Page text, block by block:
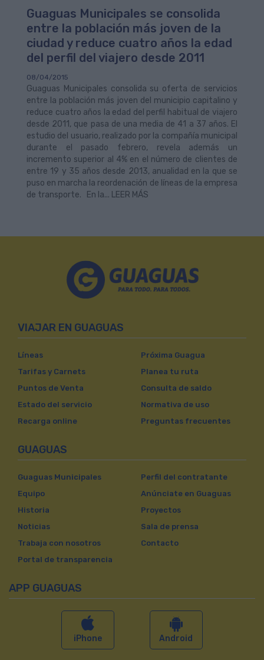
Guaguas Municipales se consolida
entre la población más joven de la
ciudad y reduce cuatro años la edad
del perfil del viajero desde 2011
08/04/2015
Guaguas Municipales consolida su oferta de servicios
entre la población más joven del municipio capitalino y
reduce cuatro años la edad del perfil habitual de viajero
desde 2011, que pasa de una media de 41 a 37 años. El
estudio del usuario, realizado por la compañía municipal
durante el pasado febrero, revela además un
incremento superior al 4% en el número de clientes de
entre 19 y 35 años desde 2013, anualidad en la que se
puso en marcha la reordenación de líneas de la empresa
de transporte. En la... LEER MÁS
VIAJAR EN GUAGUAS
Líneas
Tarifas y Carnets
Puntos de Venta
Estado del servicio
Recarga online
Próxima Guagua
Planea tu ruta
Consulta de saldo
Normativa de uso
Preguntas frecuentes
GUAGUAS
Guaguas Municipales
Equipo
Historia
Noticias
Trabaja con nosotros
Portal de transparencia
Perfil del contratante
Anúnciate en Guaguas
Proyectos
Sala de prensa
Contacto
APP GUAGUAS
iPhone Android